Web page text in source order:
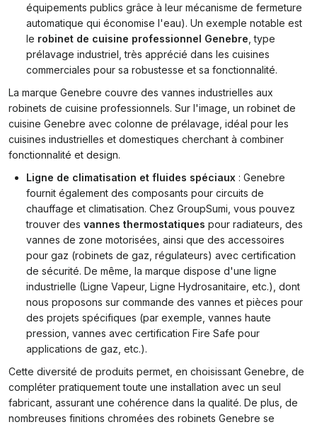
équipements publics grâce à leur mécanisme de fermeture
automatique qui économise l'eau). Un exemple notable est
le robinet de cuisine professionnel Genebre , type
prélavage industriel, très apprécié dans les cuisines
commerciales pour sa robustesse et sa fonctionnalité.
La marque Genebre couvre des vannes industrielles aux
robinets de cuisine professionnels. Sur l'image, un robinet de
cuisine Genebre avec colonne de prélavage, idéal pour les
cuisines industrielles et domestiques cherchant à combiner
fonctionnalité et design.
Ligne de climatisation et fluides spéciaux : Genebre
fournit également des composants pour circuits de
chauffage et climatisation. Chez GroupSumi, vous pouvez
trouver des vannes thermostatiques pour radiateurs, des
vannes de zone motorisées, ainsi que des accessoires
pour gaz (robinets de gaz, régulateurs) avec certification
de sécurité. De même, la marque dispose d'une ligne
industrielle (Ligne Vapeur, Ligne Hydrosanitaire, etc.), dont
nous proposons sur commande des vannes et pièces pour
des projets spécifiques (par exemple, vannes haute
pression, vannes avec certification Fire Safe pour
applications de gaz, etc.).
Cette diversité de produits permet, en choisissant Genebre, de
compléter pratiquement toute une installation avec un seul
fabricant, assurant une cohérence dans la qualité. De plus, de
nombreuses finitions chromées des robinets Genebre se